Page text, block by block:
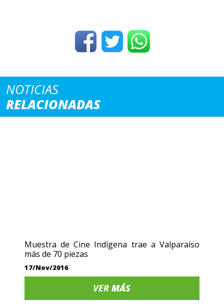
NOTICIAS
RELACIONADAS
Muestra de Cine Indígena trae a Valparaíso
más de 70 piezas
17/Nov/2016
VERMÁS